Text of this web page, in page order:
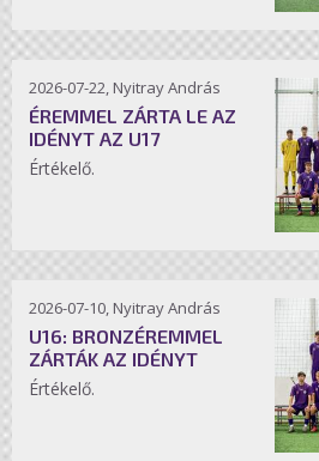
2026-07-22, Nyitray András
ÉREMMEL ZÁRTA LE AZ
IDÉNYT AZ U17
Értékelő.
2026-07-10, Nyitray András
U16: BRONZÉREMMEL
ZÁRTÁK AZ IDÉNYT
Értékelő.